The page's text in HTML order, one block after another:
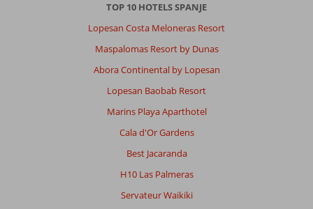
TOP 10 HOTELS SPANJE
Lopesan Costa Meloneras Resort
Maspalomas Resort by Dunas
Abora Continental by Lopesan
Lopesan Baobab Resort
Marins Playa Aparthotel
Cala d'Or Gardens
Best Jacaranda
H10 Las Palmeras
Servateur Waikiki